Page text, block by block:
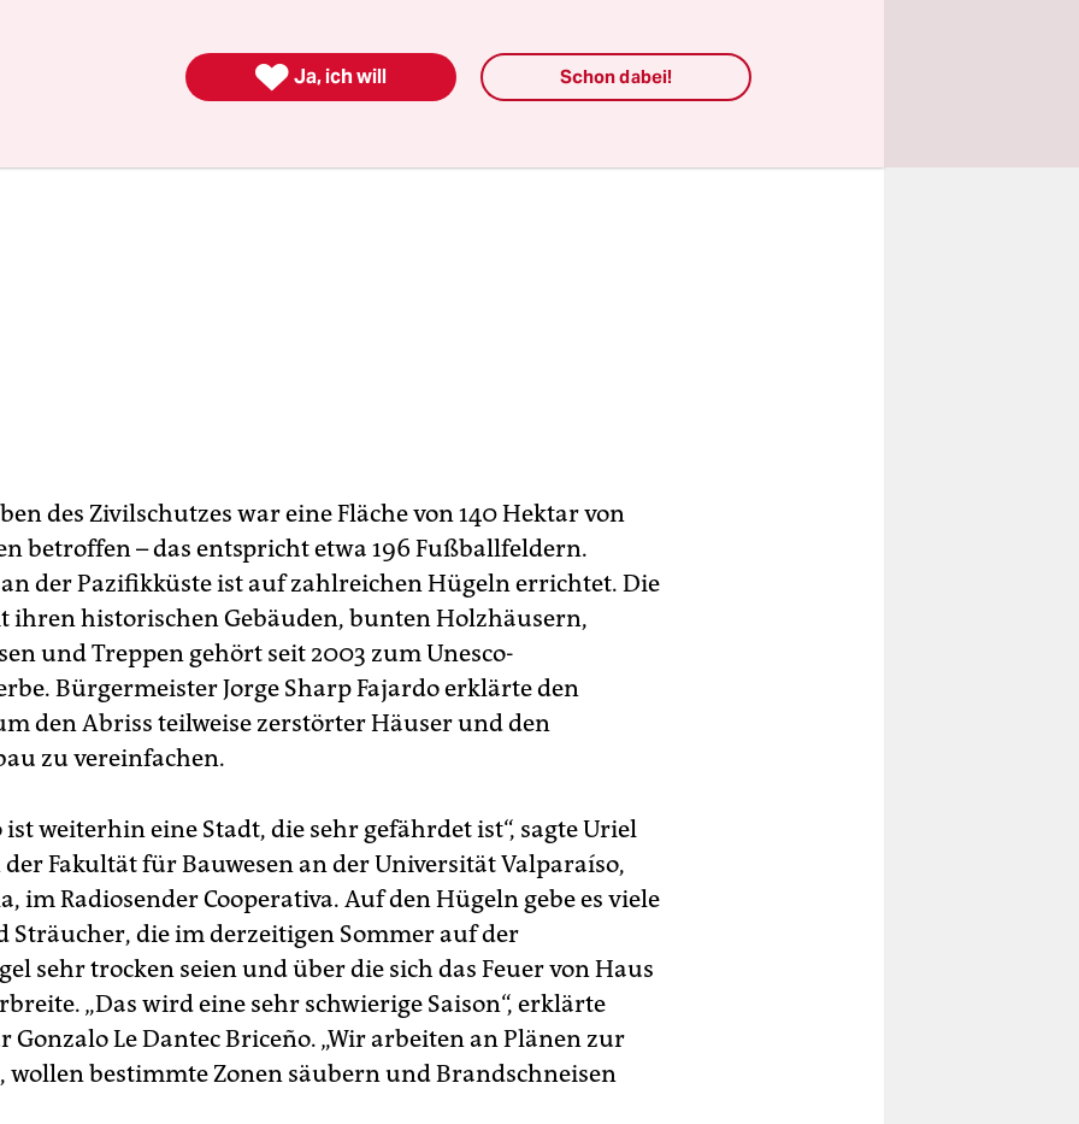
des Zivilschutzes war eine Fläche von 140 Hektar von
betroffen – das entspricht etwa 196 Fußballfeldern.
der Pazifikküste ist auf zahlreichen Hügeln errichtet. Die
ihren historischen Gebäuden, bunten Holzhäusern,
und Treppen gehört seit 2003 zum Unesco-
Bürgermeister Jorge Sharp Fajardo erklärte den
den Abriss teilweise zerstörter Häuser und den
zu vereinfachen.
ist weiterhin eine Stadt, die sehr gefährdet ist“, sagte Uriel
Fakultät für Bauwesen an der Universität Valparaíso,
im Radiosender Cooperativa. Auf den Hügeln gebe es viele
Sträucher, die im derzeitigen Sommer auf der
sehr trocken seien und über die sich das Feuer von Haus
„Das wird eine sehr schwierige Saison“, erklärte
Gonzalo Le Dantec Briceño. „Wir arbeiten an Plänen zur
wollen bestimmte Zonen säubern und Brandschneisen
 Ja, ich will Schon dabei!